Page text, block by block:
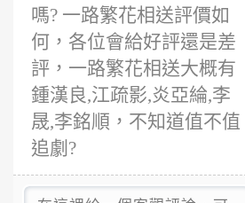
嗎? 一路繁花相送評價如
何，各位會給好評還是差
評，一路繁花相送大概有
鍾漢良,江疏影,炎亞綸,李
晟,李銘順，不知道值不值
追劇?